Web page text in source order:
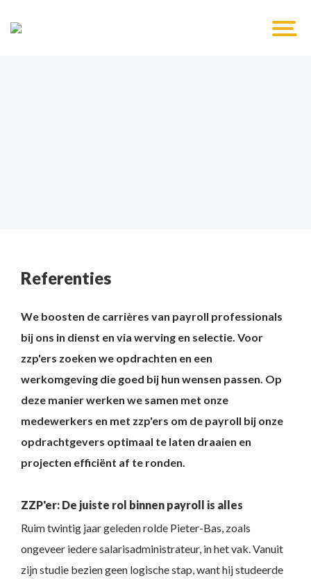
Referenties
We boosten de carrières van payroll professionals
bij ons in dienst en via werving en selectie. Voor
zzp'ers zoeken we opdrachten en een
werkomgeving die goed bij hun wensen passen. Op
deze manier werken we samen met onze
medewerkers en met zzp'ers om de payroll bij onze
opdrachtgevers optimaal te laten draaien en
projecten efficiënt af te ronden.
ZZP'er: De juiste rol binnen payroll is alles
Ruim twintig jaar geleden rolde Pieter-Bas, zoals
ongeveer iedere salarisadministrateur, in het vak. Vanuit
zijn studie bezien geen logische stap, want hij studeerde